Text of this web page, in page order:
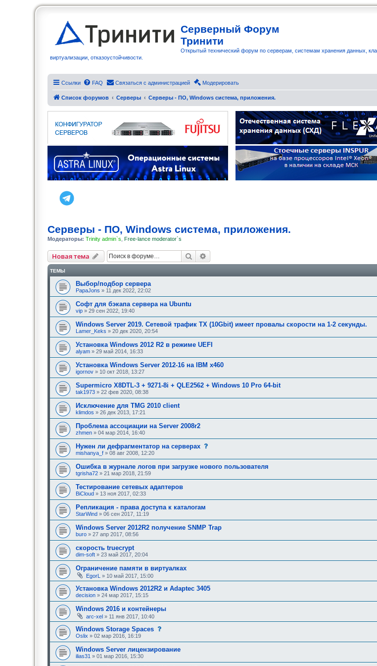
Серверный Форум
Тринити
Открытый технический форум по серверам, системам хранения данных,
виртуализации, отказоустойчивости.
Ссылки FAQ Связаться с администрацией Модерировать
Список форумов Серверы Серверы - ПО, Windows система, приложения.
Серверы - ПО, Windows система, приложения.
Модераторы: Trinity admin`s Free-lance moderator`s
Новая тема Поиск
ТЕМЫ
Выбор/подбор сервера
PapaJons » 11 дек 2022, 22:02
Софт для бэкапа сервера на Ubuntu
vip » 29 сен 2022, 19:40
Windows Server 2019. Сетевой трафик TX (10Gbit) имеет провалы скорости на 1-2 секунды.
Lamer_Keks » 20 дек 2020, 20:54
Установка Windows 2012 R2 в режиме UEFI
alyam » 29 май 2014, 16:33
Установка Windows Server 2012-16 на IBM x460
igornov » 10 окт 2018, 13:27
Supermicro X8DTL-3 + 9271-8i + QLE2562 + Windows 10 Pro 64-bit
tak1973 » 22 фев 2020, 08:38
Исключение для TMG 2010 client
klimdos » 26 дек 2013, 17:21
Проблема ассоциации на Server 2008r2
zhmen » 04 мар 2014, 16:40
Нужен ли дефрагментатор на серверах
щ
н
,
б
у
щ
р
mishanya_f » 08 авг 2008, 12:20
Ошибка в журнале логов при загрузке нового пользователя
tgrisha72 » 21 мар 2018, 21:59
Тестирование сетевых адаптеров
BiCloud » 13 ноя 2017, 02:33
Репликация - права доступа к каталогам
StarWind » 06 сен 2017, 11:19
Windows Server 2012R2 получение SNMP Trap
buro » 27 апр 2017, 08:56
скорость truecrypt
dim-soft » 23 май 2017, 20:04
Ограничение памяти в виртуалках
EgorL » 10 май 2017, 15:00
Установка Windows 2012R2 и Adaptec 3405
decision » 24 мар 2017, 15:15
Windows 2016 и контейнеры
arc-xel » 11 янв 2017, 10:40
Windows Storage Spaces
щ
н
Oslix » 02 мар 2016, 16:19
Windows Server лицензирование
ilias31 » 01 мар 2016, 15:30